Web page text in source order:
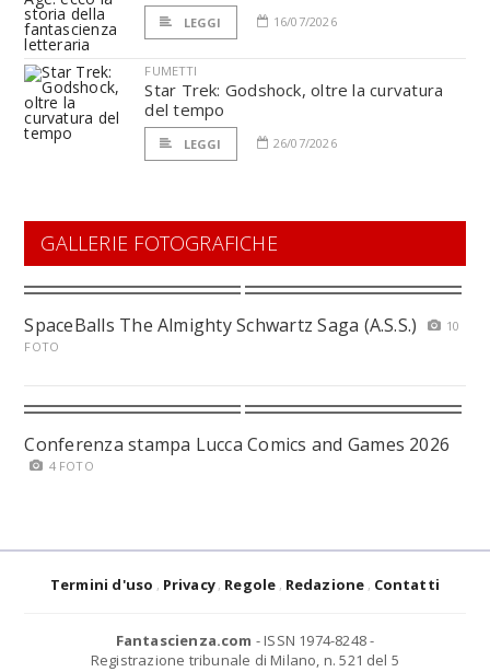
LEGGI 16/07/2026
FUMETTI
Star Trek: Godshock, oltre la curvatura
del tempo
LEGGI 26/07/2026
GALLERIE FOTOGRAFICHE
SpaceBalls The Almighty Schwartz Saga (A.S.S.)
10
FOTO
Conferenza stampa Lucca Comics and Games 2026
4 FOTO
Termini d'uso Privacy Regole Redazione Contatti
Fantascienza.com - ISSN 1974-8248 -
Registrazione tribunale di Milano, n. 521 del 5